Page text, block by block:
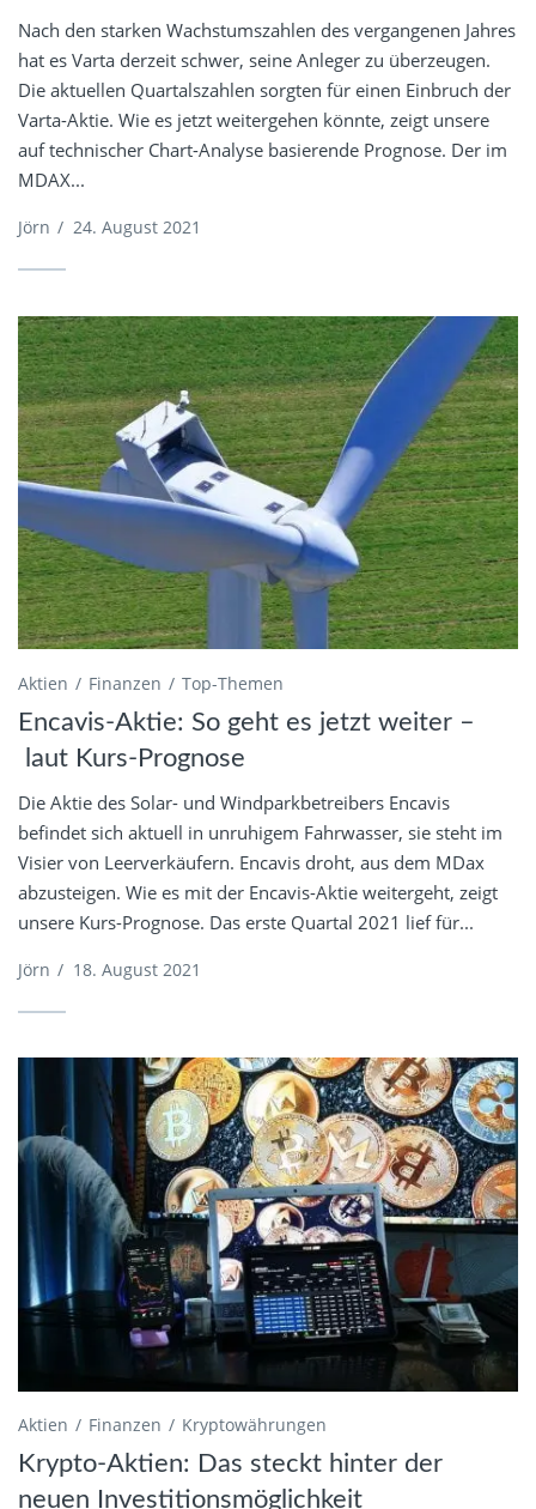
Nach den starken Wachstumszahlen des vergangenen Jahres
hat es Varta derzeit schwer, seine Anleger zu überzeugen.
Die aktuellen Quartalszahlen sorgten für einen Einbruch der
Varta-Aktie. Wie es jetzt weitergehen könnte, zeigt unsere
auf technischer Chart-Analyse basierende Prognose. Der im
MDAX...
Jörn / 24. August 2021
Aktien Finanzen Top-Themen
Encavis-Aktie: So geht es jetzt weiter –
laut Kurs-Prognose
Die Aktie des Solar- und Windparkbetreibers Encavis
befindet sich aktuell in unruhigem Fahrwasser, sie steht im
Visier von Leerverkäufern. Encavis droht, aus dem MDax
abzusteigen. Wie es mit der Encavis-Aktie weitergeht, zeigt
unsere Kurs-Prognose. Das erste Quartal 2021 lief für...
Jörn / 18. August 2021
Aktien Finanzen Kryptowährungen
Krypto-Aktien: Das steckt hinter der
neuen Investitionsmöglichkeit